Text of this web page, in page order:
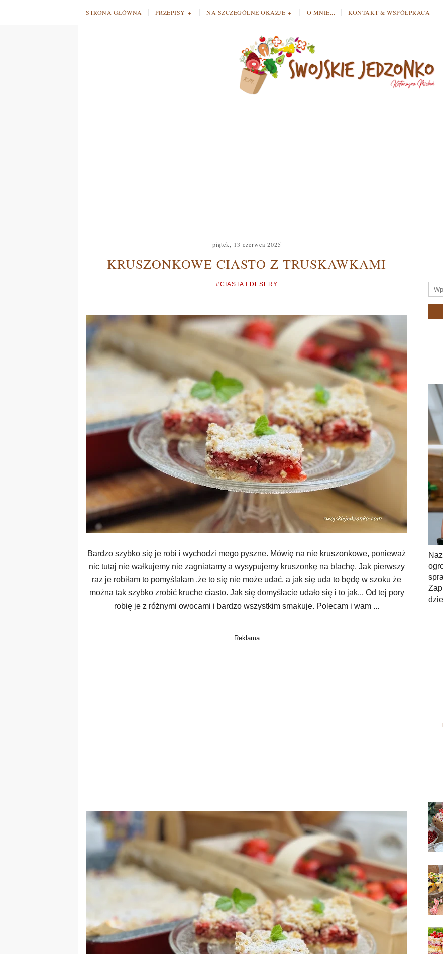
STRONA GŁÓWNA PRZEPISY NA SZCZEGÓLNE OKAZJE O MNIE... KONTAKT & WSPÓŁPRACA
piątek, 13 czerwca 2025
KRUSZONKOWE CIASTO Z TRUSKAWKAMI
#CIASTA I DESERY
Bardzo szybko się je robi i wychodzi mego pyszne. Mówię na nie kruszonkowe, ponieważ
nic tutaj nie wałkujemy nie zagniatamy a wysypujemy kruszonkę na blachę. Jak pierwszy
raz je robiłam to pomyślałam ,że to się nie może udać, a jak się uda to będę w szoku że
można tak szybko zrobić kruche ciasto. Jak się domyślacie udało się i to jak... Od tej pory
robię je z różnymi owocami i bardzo wszystkim smakuje. Polecam i wam ...